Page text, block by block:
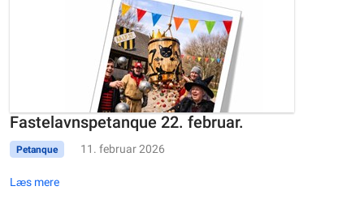
Fastelavnspetanque 22. februar.
Petanque 11. februar 2026
Læs mere